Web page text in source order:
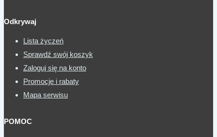
Odkrywaj
Lista życzeń
Sprawdź swój koszyk
Zaloguj się na konto
Promocje i rabaty
Mapa serwisu
POMOC